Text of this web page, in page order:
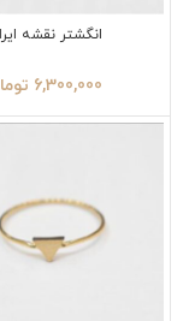
انگشتر نقشه
6,300,000